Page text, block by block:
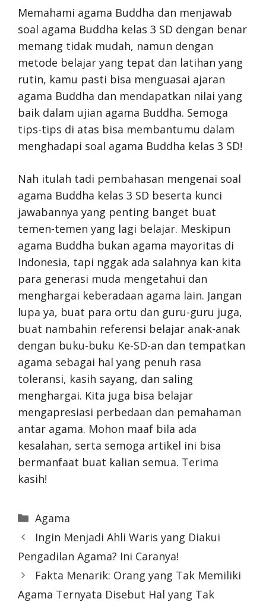
Memahami agama Buddha dan menjawab
soal agama Buddha kelas 3 SD dengan benar
memang tidak mudah, namun dengan
metode belajar yang tepat dan latihan yang
rutin, kamu pasti bisa menguasai ajaran
agama Buddha dan mendapatkan nilai yang
baik dalam ujian agama Buddha. Semoga
tips-tips di atas bisa membantumu dalam
menghadapi soal agama Buddha kelas 3 SD!
Nah itulah tadi pembahasan mengenai soal
agama Buddha kelas 3 SD beserta kunci
jawabannya yang penting banget buat
temen-temen yang lagi belajar. Meskipun
agama Buddha bukan agama mayoritas di
Indonesia, tapi nggak ada salahnya kan kita
para generasi muda mengetahui dan
menghargai keberadaan agama lain. Jangan
lupa ya, buat para ortu dan guru-guru juga,
buat nambahin referensi belajar anak-anak
dengan buku-buku Ke-SD-an dan tempatkan
agama sebagai hal yang penuh rasa
toleransi, kasih sayang, dan saling
menghargai. Kita juga bisa belajar
mengapresiasi perbedaan dan pemahaman
antar agama. Mohon maaf bila ada
kesalahan, serta semoga artikel ini bisa
bermanfaat buat kalian semua. Terima
kasih!
Categories
Agama
Ingin Menjadi Ahli Waris yang Diakui
Pengadilan Agama? Ini Caranya!
Fakta Menarik: Orang yang Tak Memiliki
Agama Ternyata Disebut Hal yang Tak